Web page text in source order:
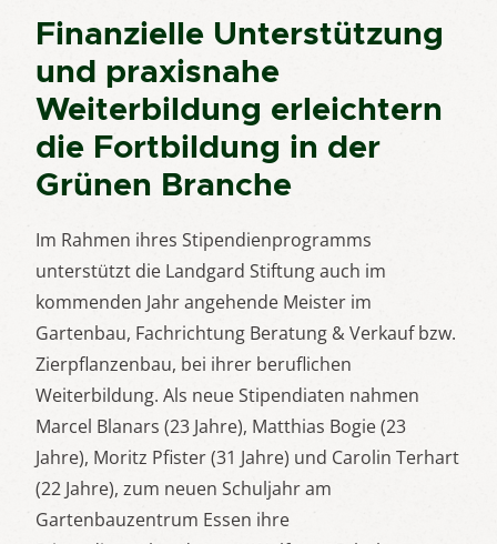
Finanzielle Unterstützung
und praxisnahe
Weiterbildung erleichtern
die Fortbildung in der
Grünen Branche
Im Rahmen ihres Stipendienprogramms
unterstützt die Landgard Stiftung auch im
kommenden Jahr angehende Meister im
Gartenbau, Fachrichtung Beratung & Verkauf bzw.
Zierpflanzenbau, bei ihrer beruflichen
Weiterbildung. Als neue Stipendiaten nahmen
Marcel Blanars (23 Jahre), Matthias Bogie (23
Jahre), Moritz Pfister (31 Jahre) und Carolin Terhart
(22 Jahre), zum neuen Schuljahr am
Gartenbauzentrum Essen ihre